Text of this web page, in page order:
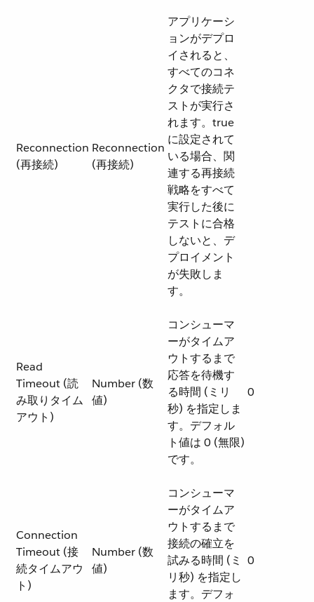
Reconnection
(再接続)
Reconnection
(再接続)
アプリケーシ
ョンがデプロ
イされると、
すべてのコネ
クタで接続テ
ストが実行さ
れます。true
に設定されて
いる場合、関
連する再接続
戦略をすべて
実行した後に
テストに合格
しないと、デ
プロイメント
が失敗しま
す。
Read
Timeout (読
み取りタイム
アウト)
Number (数
値)
コンシューマ
ーがタイムア
ウトするまで
応答を待機す
る時間 (ミリ
秒) を指定しま
す。デフォル
ト値は 0 (無限)
です。
0
Connection
Timeout (接
続タイムアウ
ト)
Number (数
値)
コンシューマ
ーがタイムア
ウトするまで
接続の確立を
試みる時間 (ミ
リ秒) を指定し
ます。デフォ
0